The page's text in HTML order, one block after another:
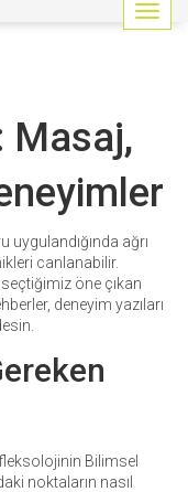
G
e
i
a
a
Masaj,
ağrı
canlanabilir.
öne çıkan
deneyim yazıları
Bilimsel
noktaların nasıl